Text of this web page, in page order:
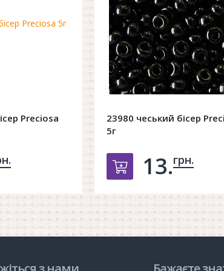
Preciosa
в корзину
23980 чеський бісер
5г
Добавить в
13.грн.